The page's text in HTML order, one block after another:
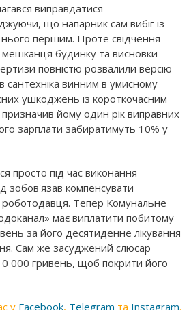
виправдатися
що напарник сам вибіг із
нього першим. Проте свідчення
мешканця будинку та висновки
повністю розвалили версію
сантехніка винним в умисному
ушкоджень із короткочасним
йому один рік виправних
зарплати забиратимуть 10% у
просто під час виконання
зобов'язав компенсувати
Тепер Комунальне
має виплатити побитому
за його десятиденне лікування
Сам же засуджений слюсар
000 гривень, щоб покрити його
у Facebook, Telegram та Instagram.